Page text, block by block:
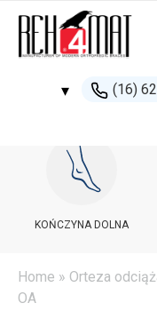
▾ (16)
KOŃCZYNA DOLNA
Home » Orteza
OA